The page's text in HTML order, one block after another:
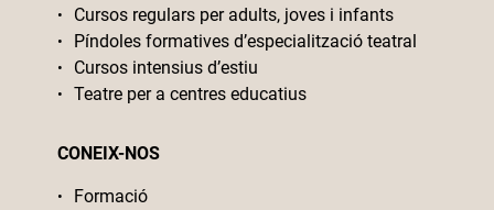
Cursos regulars per adults, joves i infants
Píndoles formatives d’especialització teatral
Cursos intensius d’estiu
Teatre per a centres educatius
CONEIX-NOS
Formació